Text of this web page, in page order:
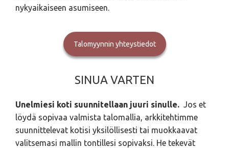
nykyaikaiseen asumiseen.
Talomyynnin yhteystiedot
SINUA VARTEN
Unelmiesi koti suunnitellaan juuri sinulle.
Jos et
löydä sopivaa valmista talomallia, arkkitehtimme
suunnittelevat kotisi yksilöllisesti tai muokkaavat
valitsemasi mallin tontillesi sopivaksi. He tekevät